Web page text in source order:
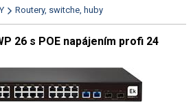
Routery, switche, huby
26 s POE napájením profi 24